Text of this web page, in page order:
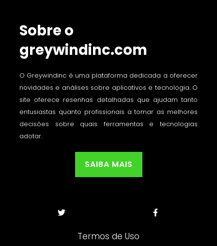
Sobre o
greywindinc.com
O Greywindinc é uma plataforma dedicada a oferecer
novidades e análises sobre aplicativos e tecnologia. O
site oferece resenhas detalhadas que ajudam tanto
entusiastas quanto profissionais a tomar as melhores
decisões sobre quais ferramentas e tecnologias
adotar.
SAIBA MAIS
Termos de Uso